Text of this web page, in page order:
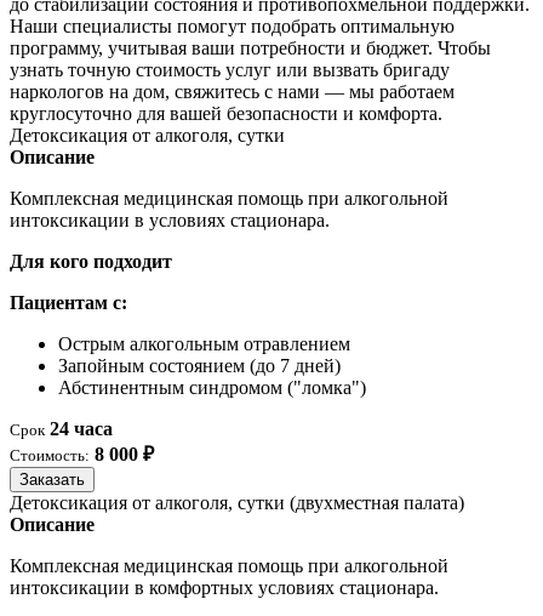
Наши специалисты помогут подобрать оптимальную
программу, учитывая ваши потребности и бюджет. Чтобы
узнать точную стоимость услуг или вызвать бригаду
наркологов на дом, свяжитесь с нами — мы работаем
круглосуточно для вашей безопасности и комфорта.
Детоксикация от алкоголя, сутки
Описание
Комплексная медицинская помощь при алкогольной
интоксикации в условиях стационара.
Для кого подходит
Пациентам с:
Острым алкогольным отравлением
Запойным состоянием (до 7 дней)
Абстинентным синдромом ("ломка")
Срок 24 часа
Стоимость: 8 000 ₽
Заказать
Детоксикация от алкоголя, сутки (двухместная палата)
Описание
Комплексная медицинская помощь при алкогольной
интоксикации в комфортных условиях стационара.